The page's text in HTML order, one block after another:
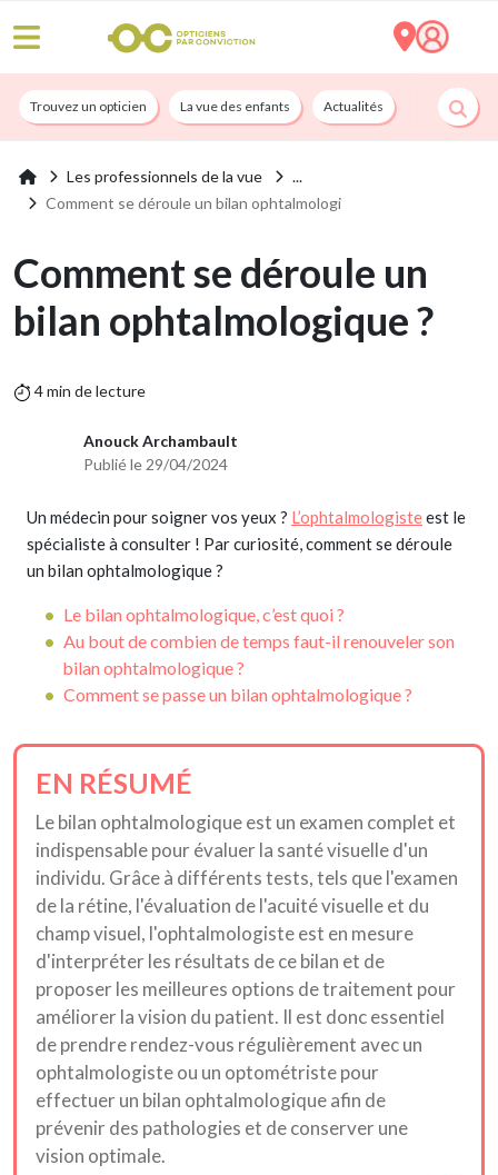
Trouvez un opticien La vue des enfants Actualités Nos services
Les professionnels de la vue
Comment se déroule un bilan ophtalmologi
Comment se déroule un
bilan ophtalmologique ?
4 min de lecture
Anouck Archambault
Publié le 29/04/2024
Un médecin pour soigner vos yeux ? L’ophtalmologisteest le
spécialiste à consulter ! Par curiosité, comment se déroule
un bilan ophtalmologique ?
Le bilan ophtalmologique, c’est quoi ?
Au bout de combien de temps faut-il renouveler son
bilan ophtalmologique ?
Comment se passe un bilan ophtalmologique ?
EN RÉSUMÉ
Le bilan ophtalmologique est un examen complet et
indispensable pour évaluer la santé visuelle d'un
individu. Grâce à différents tests, tels que l'examen
de la rétine, l'évaluation de l'acuité visuelle et du
champ visuel, l'ophtalmologiste est en mesure
d'interpréter les résultats de ce bilan et de
proposer les meilleures options de traitement pour
améliorer la vision du patient. Il est donc essentiel
de prendre rendez-vous régulièrement avec un
ophtalmologiste ou un optométriste pour
effectuer un bilan ophtalmologique afin de
prévenir des pathologies et de conserver une
vision optimale.